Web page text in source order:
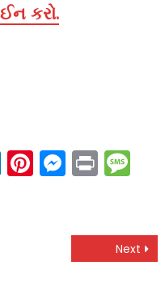
કરો.
LinkedIn
Pinterest
Print
Next